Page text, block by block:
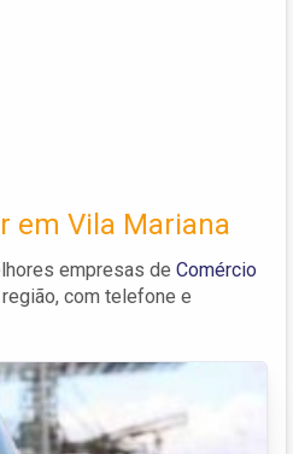
em Vila Mariana
empresas de Comércio
com telefone e